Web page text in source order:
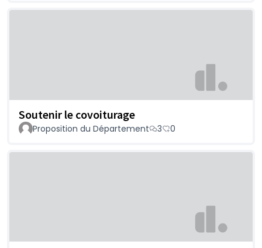
Soutenir le covoiturage
Proposition du Département 3 0